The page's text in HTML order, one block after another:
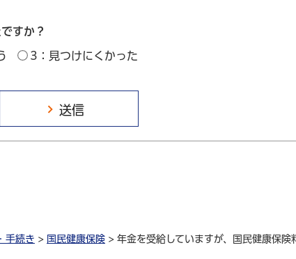
すか？
3：見つけにくかった
手続き > 国民健康保険 > 年金を受給していますが、国民健康保